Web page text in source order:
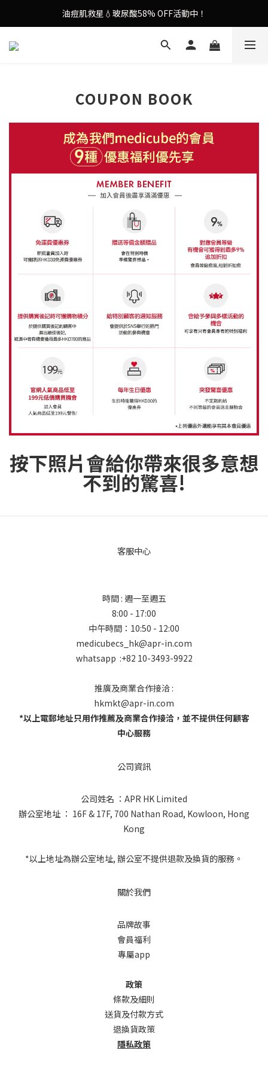
謝安琪愛用美容儀🌸護膚效果UP！
油痘肌救星💧玻尿酸58% OFF活動中！
果凍噴霧！一噴即現美白光透肌✨
COUPON BOOK
按下照片會給你帶來很多意想
不到的驚喜!
客服中心
時間 : 週一至週五
8:00 - 17:00
中午時間：10:50 - 12:00
medicubecs_hk@apr-in.com
whatsapp :+82 10-3493-9922
推廣及商業合作接洽 :
hkmkt@apr-in.com
*以上電郵地址只用作推薦及商業合作接洽，並不提供任何顧客
中心服務
公司資訊
公司姓名 ：APR HK Limited
辦公室地址 ： 16F & 17F, 700 Nathan Road, Kowloon, Hong
Kong
*以上地址為辦公室地址, 辦公室不提供退款及換貨的服務。
關於我們
品牌故事
會員福利
專屬app
政策
條款及細則
送貨及付款方式
退換貨政策
隱私政策